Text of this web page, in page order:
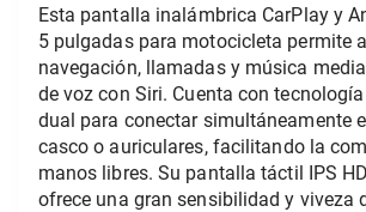
Esta pantalla inalámbrica CarPlay y
5 pulgadas para motocicleta permite
navegación, llamadas y música
de voz con Siri. Cuenta con
dual para conectar simultáneamente
casco o auriculares, facilitando la
manos libres. Su pantalla táctil IPS
ofrece una gran sensibilidad y viveza